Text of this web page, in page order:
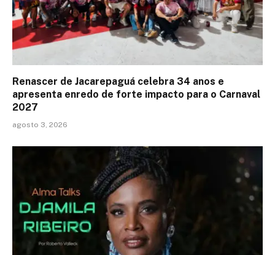
Renascer de Jacarepaguá celebra 34 anos e
apresenta enredo de forte impacto para o Carnaval
2027
agosto 3, 2026